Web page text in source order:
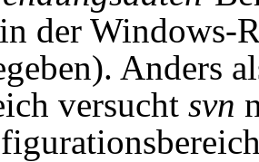
der Windows-
Anders
versucht svn